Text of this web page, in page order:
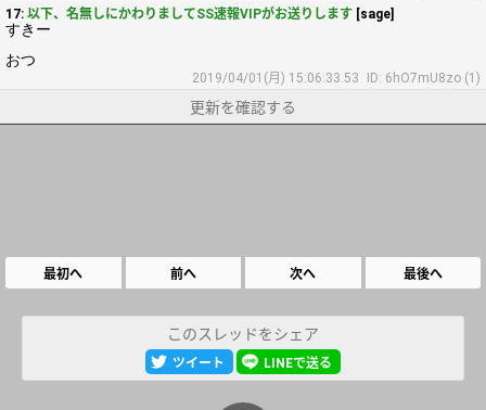
17: 以下、名無しにかわりましてSS速報VIPがお送りします [sage]
すきー
おつ
2019/04/01(月) 15:06:33.53 ID: 6hO7mU8zo (1)
更新を確認する
最初へ 前へ 次へ 最後へ
このスレッドをシェア
ツイート LINEで送る